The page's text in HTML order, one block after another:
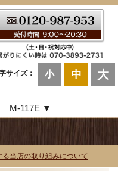
サイズ： 小 中 大
M-117E ▼
る当店の取り組みについて